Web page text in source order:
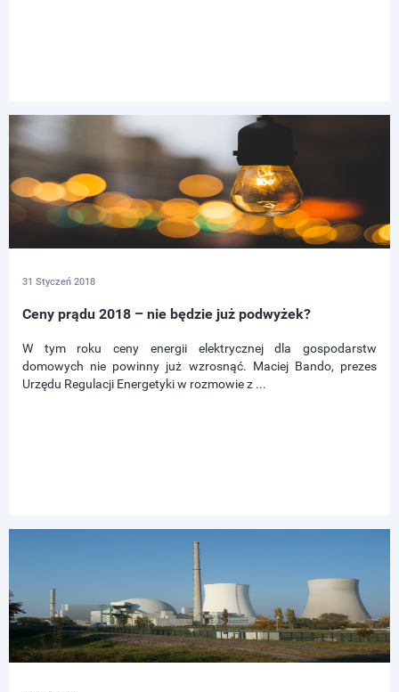
31 Styczeń 2018
Ceny prądu 2018 – nie będzie już podwyżek?
W tym roku ceny energii elektrycznej dla gospodarstw
domowych nie powinny już wzrosnąć. Maciej Bando, prezes
Urzędu Regulacji Energetyki w rozmowie z ...